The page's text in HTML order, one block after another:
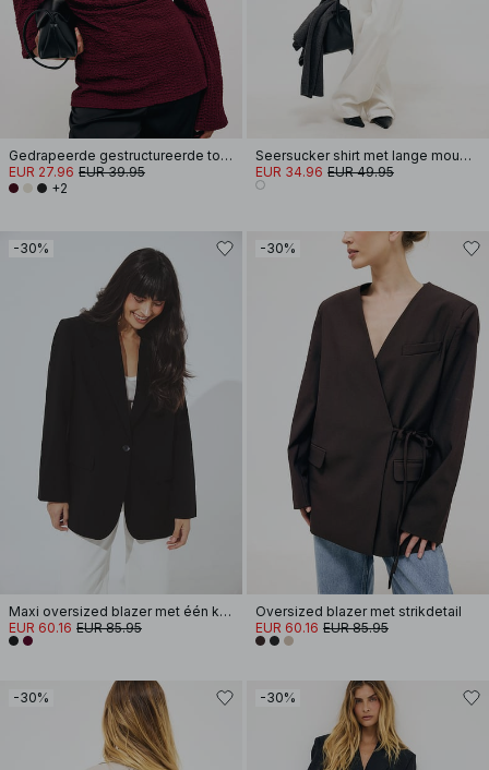
Gedrapeerde gestructureerde top met lange mouwen
EUR 27.96 EUR 39.95
+2
Seersucker shirt met lange mouwen
EUR 34.96 EUR 49.95
-30%
Maxi oversized blazer met één knoop
EUR 60.16 EUR 85.95
-30%
Oversized blazer met strikdetail
EUR 60.16 EUR 85.95
-30% -30%